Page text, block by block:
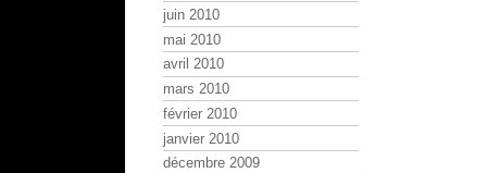
juin 2010
mai 2010
avril 2010
mars 2010
février 2010
janvier 2010
décembre 2009